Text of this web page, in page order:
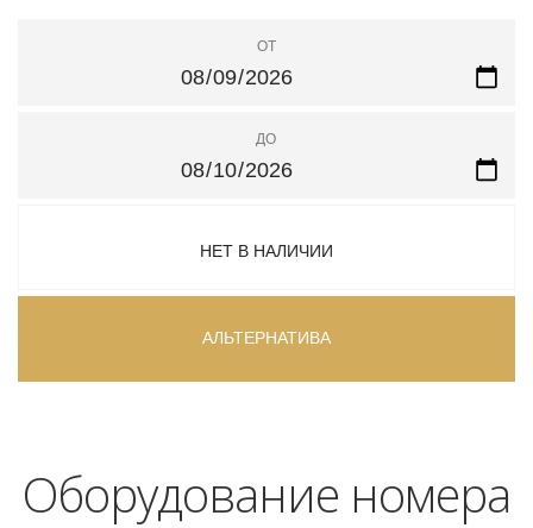
ОТ
ДО
НЕТ В НАЛИЧИИ
AЛЬТЕРНАТИВА
Оборудование номера